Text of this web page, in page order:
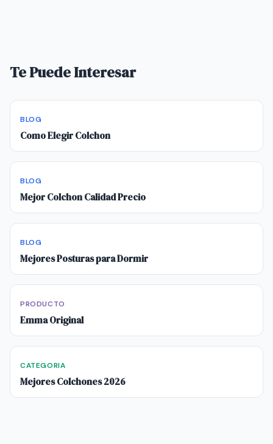
Te Puede Interesar
BLOG
Como Elegir Colchon
BLOG
Mejor Colchon Calidad Precio
BLOG
Mejores Posturas para Dormir
PRODUCTO
Emma Original
CATEGORIA
Mejores Colchones 2026